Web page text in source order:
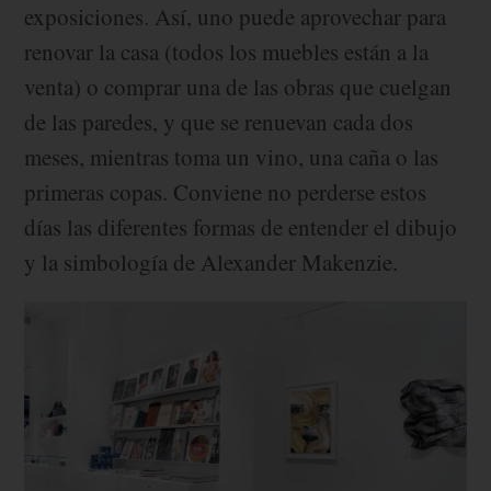
exposiciones. Así, uno puede aprovechar para
renovar la casa (todos los muebles están a la
venta) o comprar una de las obras que cuelgan
de las paredes, y que se renuevan cada dos
meses, mientras toma un vino, una caña o las
primeras copas. Conviene no perderse estos
días las diferentes formas de entender el dibujo
y la simbología de Alexander Makenzie.